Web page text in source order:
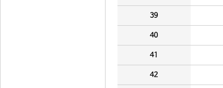
39
40
41
42